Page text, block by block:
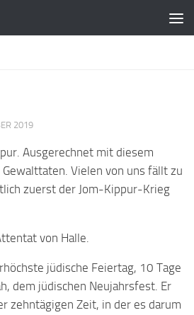
2019
Ausgerechnet mit diesem
Vielen von uns fällt zu
zuerst der Jom-Kippur-Krieg
von Halle.
jüdische Feiertag, 10 Tage
dem jüdischen Neujahrsfest. Er
zehntägigen Zeit, in der es darum